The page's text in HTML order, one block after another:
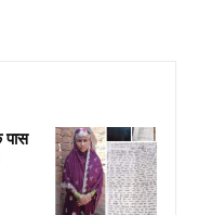
पास